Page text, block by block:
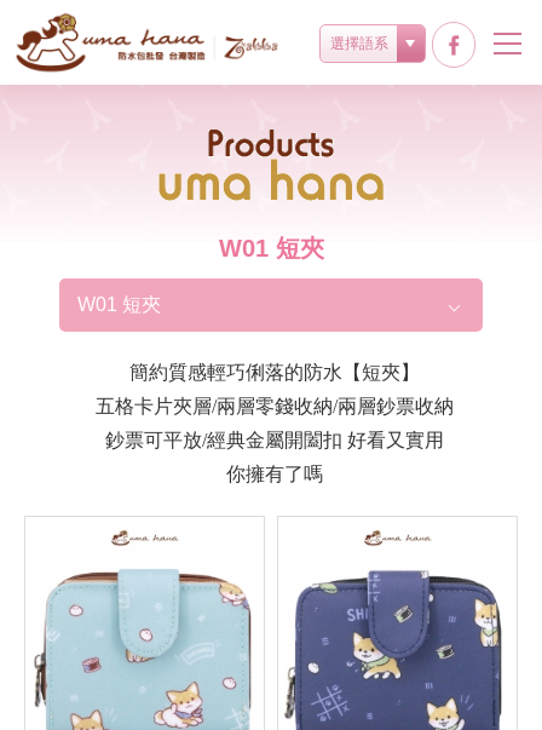
選擇語系
Products
W01 短夾
W01 短夾
簡約質感輕巧俐落的防水【短夾】
五格卡片夾層/兩層零錢收納/兩層鈔票收納
鈔票可平放/經典金屬開闔扣 好看又實用
你擁有了嗎